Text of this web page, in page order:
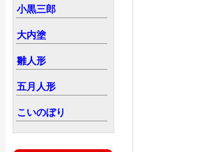
小黒三郎
大内塗
雛人形
五月人形
こいのぼり